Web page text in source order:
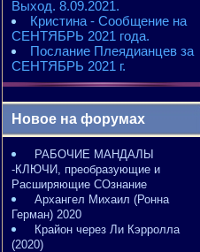
Выход. 8.09.2021.
Кристина - Сообщение на
СЕНТЯБРЬ 2021 года.
Послание Плеядианцев за
СЕНТЯБРЬ 2021 г.
Новое на форумах
РАБОЧИЕ МАНДАЛЫ
-КЛЮЧИ, преобразующие и
Расширяющие СОзнание
Архангел Михаил (Ронна
Герман) 2020
Крайон через Ли Кэрролла
(2020)